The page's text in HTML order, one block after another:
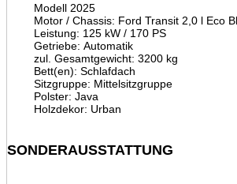
Modell 2025
Motor / Chassis: Ford Transit 2,0 l Eco
Leistung: 125 kW / 170 PS
Getriebe: Automatik
zul. Gesamtgewicht: 3200 kg
Bett(en): Schlafdach
Sitzgruppe: Mittelsitzgruppe
Polster: Java
Holzdekor: Urban
SONDERAUSSTATTUNG